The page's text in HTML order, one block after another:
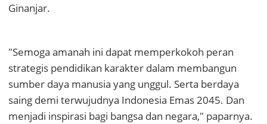
Ginanjar.
"Semoga amanah ini dapat memperkokoh peran
strategis pendidikan karakter dalam membangun
sumber daya manusia yang unggul. Serta berdaya
saing demi terwujudnya Indonesia Emas 2045. Dan
menjadi inspirasi bagi bangsa dan negara," paparnya.